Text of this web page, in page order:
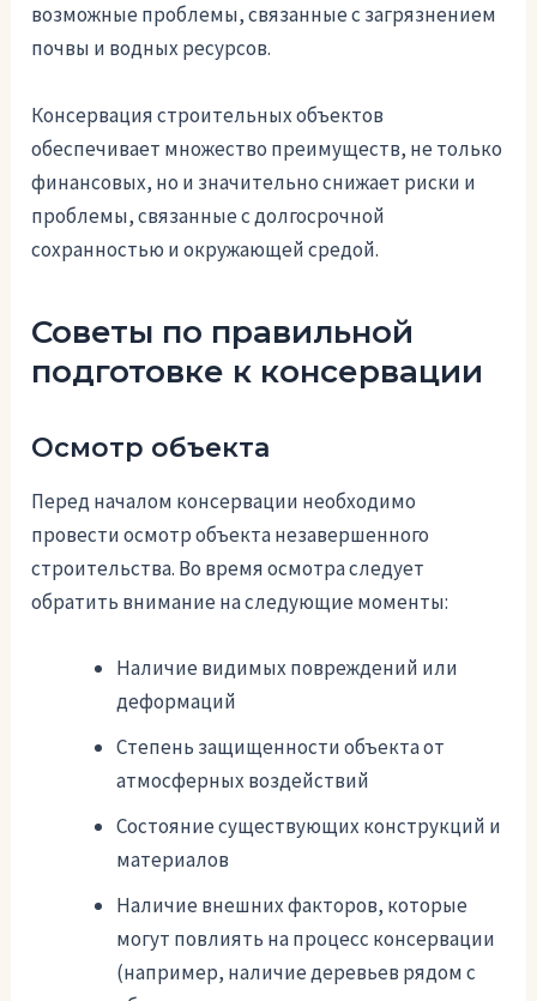
возможные проблемы, связанные с загрязнением
почвы и водных ресурсов.
Консервация строительных объектов
обеспечивает множество преимуществ, не только
финансовых, но и значительно снижает риски и
проблемы, связанные с долгосрочной
сохранностью и окружающей средой.
Советы по правильной
подготовке к консервации
Осмотр объекта
Перед началом консервации необходимо
провести осмотр объекта незавершенного
строительства. Во время осмотра следует
обратить внимание на следующие моменты:
Наличие видимых повреждений или
деформаций
Степень защищенности объекта от
атмосферных воздействий
Состояние существующих конструкций и
материалов
Наличие внешних факторов, которые
могут повлиять на процесс консервации
(например, наличие деревьев рядом с